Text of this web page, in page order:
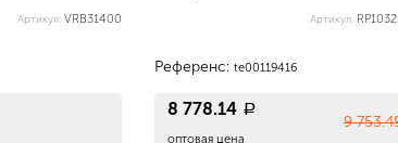
Артикул: VRB31400 Артикул:
Референс: te00119416
8 778.14 a
оптовая цена
9